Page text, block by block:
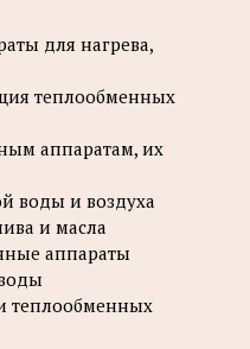
для нагрева,
теплообменных
аппаратам, их
воды и воздуха
и масла
аппараты
теплообменных